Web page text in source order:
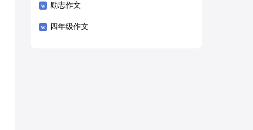
励志作文
四年级作文